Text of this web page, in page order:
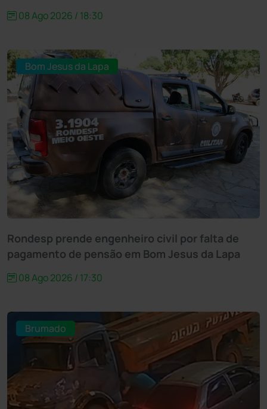
08 Ago 2026 / 18:30
Bom Jesus da Lapa
Rondesp prende engenheiro civil por falta de
pagamento de pensão em Bom Jesus da Lapa
08 Ago 2026 / 17:30
Brumado